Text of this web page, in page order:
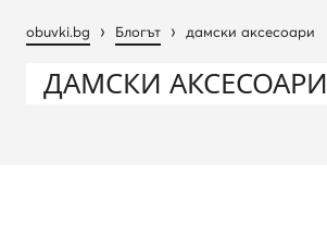
obuvki.bg › Блогът › дамски аксесоари
ДАМСКИ АКСЕСОАРИ